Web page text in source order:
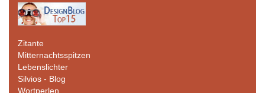
Zitante
Mitternachtsspitzen
Lebenslichter
Silvios - Blog
Wortperlen